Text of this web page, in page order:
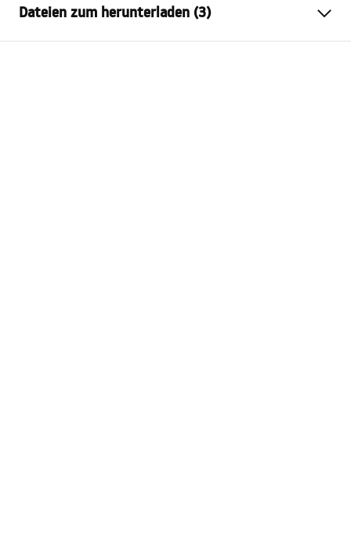
Material
Sanitärkeramik, Quarzkomposit
Farbe
Weiß, Steinoptik
Dateien zum herunterladen (3)